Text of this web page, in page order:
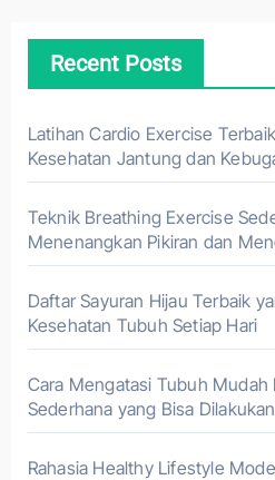
Recent Posts
Latihan Cardio Exercise
Kesehatan Jantung dan
Teknik Breathing Exercise
Menenangkan Pikiran dan
Daftar Sayuran Hijau Terbaik
Kesehatan Tubuh Setiap Hari
Cara Mengatasi Tubuh Mudah
Sederhana yang Bisa
Rahasia Healthy Lifestyle